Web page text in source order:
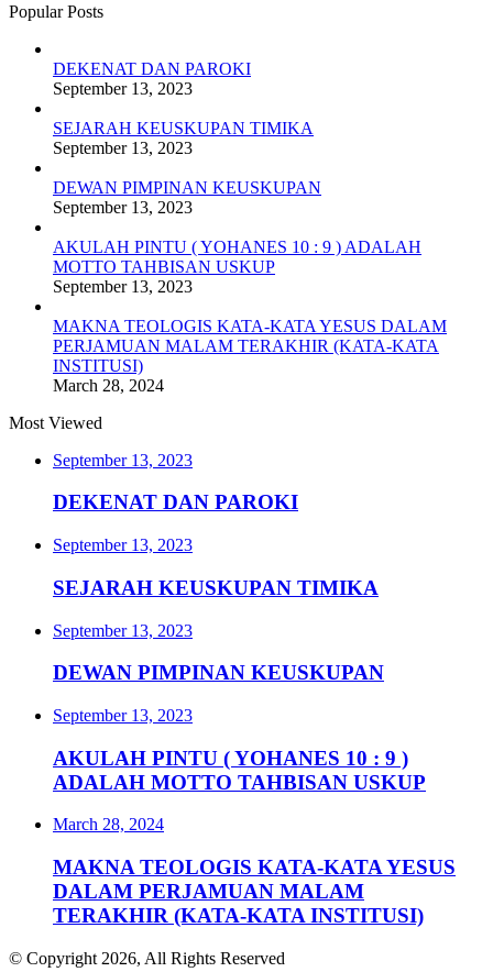
Popular Posts
DEKENAT DAN PAROKI
September 13, 2023
SEJARAH KEUSKUPAN TIMIKA
September 13, 2023
DEWAN PIMPINAN KEUSKUPAN
September 13, 2023
AKULAH PINTU ( YOHANES 10 : 9 ) ADALAH
MOTTO TAHBISAN USKUP
September 13, 2023
MAKNA TEOLOGIS KATA-KATA YESUS DALAM
PERJAMUAN MALAM TERAKHIR (KATA-KATA
INSTITUSI)
March 28, 2024
Most Viewed
September 13, 2023
DEKENAT DAN PAROKI
September 13, 2023
SEJARAH KEUSKUPAN TIMIKA
September 13, 2023
DEWAN PIMPINAN KEUSKUPAN
September 13, 2023
AKULAH PINTU ( YOHANES 10 : 9 )
ADALAH MOTTO TAHBISAN USKUP
March 28, 2024
MAKNA TEOLOGIS KATA-KATA YESUS
DALAM PERJAMUAN MALAM
TERAKHIR (KATA-KATA INSTITUSI)
© Copyright 2026, All Rights Reserved